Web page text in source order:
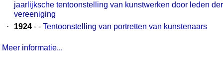
jaarlijksche tentoonstelling van kunstwerken door leden der
vereeniging
·
1924 - - Tentoonstelling van portretten van kunstenaars
Meer informatie...